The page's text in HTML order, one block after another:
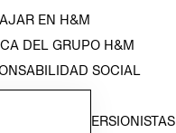
EN H&M
DEL GRUPO H&M
SOCIAL
CON INVERSIONISTAS